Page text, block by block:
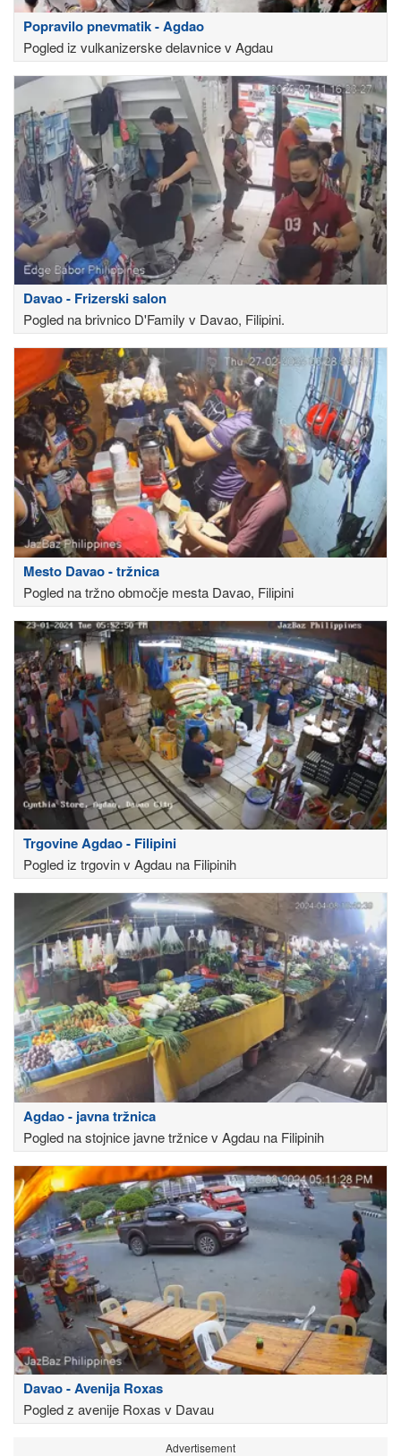
Popravilo pnevmatik - Agdao
Pogled iz vulkanizerske delavnice v Agdau
Davao - Frizerski salon
Pogled na brivnico D'Family v Davao, Filipini.
Mesto Davao - tržnica
Pogled na tržno območje mesta Davao, Filipini
Trgovine Agdao - Filipini
Pogled iz trgovin v Agdau na Filipinih
Agdao - javna tržnica
Pogled na stojnice javne tržnice v Agdau na Filipinih
Davao - Avenija Roxas
Pogled z avenije Roxas v Davau
Advertisement